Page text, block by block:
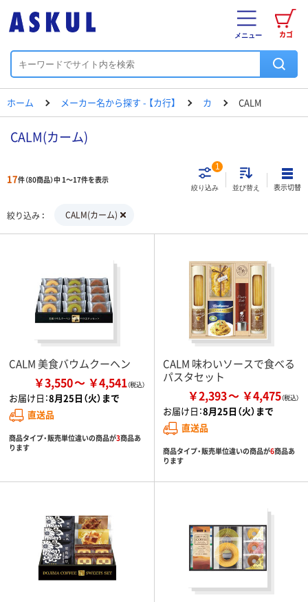
カゴ
メニュー
ホーム メーカー名から探す - 【カ行】 カ CALM
CALM(カーム)
17件（80商品）中 1～17件を表示
絞り込み
1
並び替え 表示切替
絞り込み CALM(カーム)
CALM 美食バウムクーヘン
￥3,550 ￥4,541
お届け日：8月25日（火）まで
直送品
商品タイプ・販売単位違いの商品が3商品あ
ります
CALM 味わいソースで食べる
パスタセット
￥2,393 ￥4,475
お届け日：8月25日（火）まで
直送品
商品タイプ・販売単位違いの商品が6商品あ
ります